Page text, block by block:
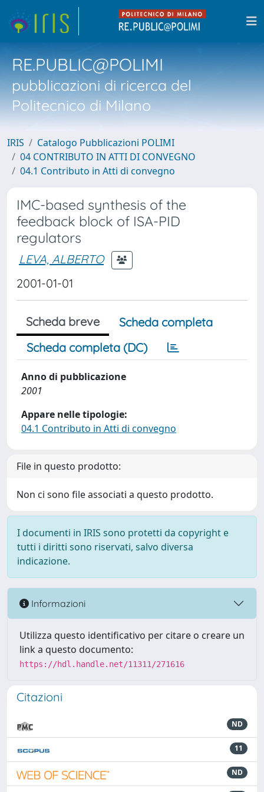
RE.PUBLIC@POLIMI
pubblicazioni di ricerca del
Politecnico di Milano
IRIS
Catalogo Pubblicazioni POLIMI
04 CONTRIBUTO IN ATTI DI CONVEGNO
04.1 Contributo in Atti di convegno
IMC-based synthesis of the
feedback block of ISA-PID
regulators
LEVA, ALBERTO
2001-01-01
Scheda breve
Scheda completa
Scheda completa (DC)
Anno di pubblicazione
2001
Appare nelle tipologie:
04.1 Contributo in Atti di convegno
File in questo prodotto:
Non ci sono file associati a questo prodotto.
I documenti in IRIS sono protetti da copyright e
tutti i diritti sono riservati, salvo diversa
indicazione.
Informazioni
Utilizza questo identificativo per citare o creare un
link a questo documento:
https://hdl.handle.net/11311/271616
Citazioni
ND
11
ND